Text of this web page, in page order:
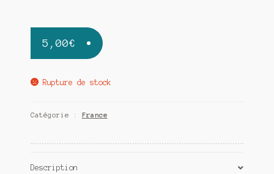
5,00€
Rupture de stock
Catégorie : France
Description